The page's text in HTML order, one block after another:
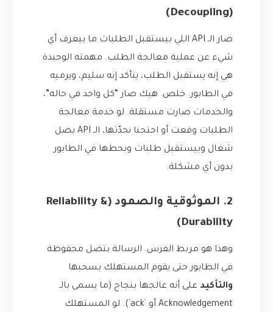
(Decoupling)
صار الـ API اللي بيستقبل الطلبات ما بيعرف أي
شيء عن عملية معالجة الطلب. مهمته الوحيدة
هي إنه يستقبل الطلب، يتأكد إنه سليم، ويرميه
في الطابور. خلص. هيك صار “كل واحد في حاله”،
والخدمات صارت مستقلة. لو خدمة معالجة
الطلبات وقعت أو احتجنا نحدّثها، الـ API بضل
شغال وبيستقبل طلبات وبحطها في الطابور
بدون أي مشكلة.
2. الموثوقية والصمود (Reliability &
Durability)
وهذا هو مربط الفرس. الرسالة بتضل محفوظة
في الطابور حتى يقوم المستهلك بسحبها
والتأكيد على أنه عالجها بنجاح (ما يسمى بالـ
Acknowledgement أو `ack`). لو المستهلك